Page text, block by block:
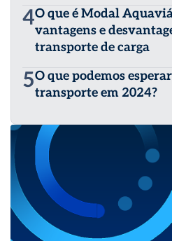
4O que é Modal
vantagens e
transporte de carga
5O que podemos
transporte em 2024?